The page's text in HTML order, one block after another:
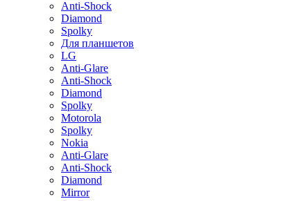
Anti-Shock
Diamond
Spolky
Для планшетов
LG
Anti-Glare
Anti-Shock
Diamond
Spolky
Motorola
Spolky
Nokia
Anti-Glare
Anti-Shock
Diamond
Mirror